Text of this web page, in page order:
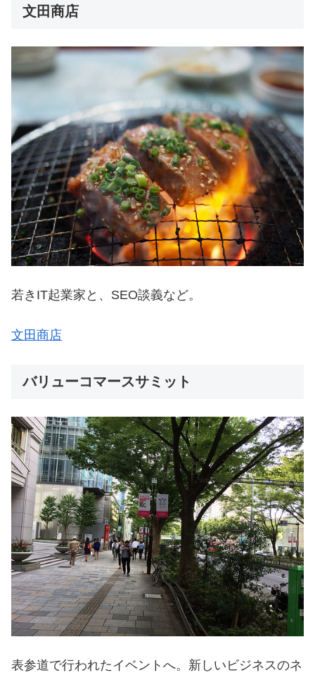
文田商店
若きIT起業家と、SEO談義など。
文田商店
バリューコマースサミット
表参道で行われたイベントへ。新しいビジネスのネ